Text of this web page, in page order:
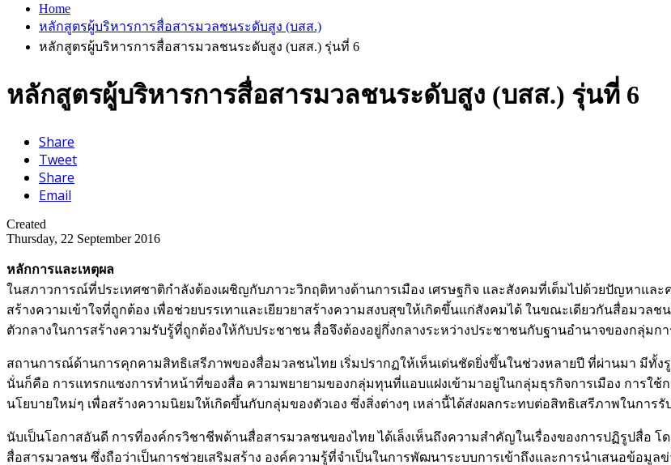
Home
หลักสูตรผู้บริหารการสื่อสารมวลชนระดับสูง (บสส.)
หลักสูตรผู้บริหารการสื่อสารมวลชนระดับสูง (บสส.) รุ่นที่ 6
หลักสูตรผู้บริหารการสื่อสารมวลชนระดับสูง (บสส.) รุ่นที่ 6
Share
Tweet
Share
Email
Created
Thursday, 22 September 2016
หลักการและเหตุผล
ในสภาวการณ์ที่ประเทศชาติกำลังต้องเผชิญกับภาวะวิกฤติทางด้านการเมือง เศรษฐกิจ และสังคมที่เต็มไปด้วยปัญหาแล
สร้างความเข้าใจที่ถูกต้อง เพื่อช่วยบรรเทาและเยียวยาสร้างความสงบสุขให้เกิดขึ้นแก่สังคมได้ ในขณะเดียวกันสื่อมว
ตัวกลางในการสร้างความรับรู้ที่ถูกต้องให้กับประชาชน สื่อจึงต้องอยู่กึ่งกลางระหว่างประชาชนกับฐานอำนาจของกลุ่มกา
สถานการณ์ด้านการคุกคามสิทธิเสรีภาพของสื่อมวลชนไทย เริ่มปรากฏให้เห็นเด่นชัดยิ่งขึ้นในช่วงหลายปี ที่ผ่านมา มีทั้
นั่นก็คือ การแทรกแซงการทำหน้าที่ของสื่อ ความพยายามของกลุ่มทุนที่แอบแฝงเข้ามาอยู่ในกลุ่มธุรกิจการเมือง การ
นโยบายใหม่ๆ เพื่อสร้างความนิยมให้เกิดขึ้นกับกลุ่มของตัวเอง ซึ่งสิ่งต่างๆ เหล่านี้ได้ส่งผลกระทบต่อสิทธิเสรีภาพในกา
นับเป็นโอกาสอันดี การที่องค์กรวิชาชีพด้านสื่อสารมวลชนของไทย ได้เล็งเห็นถึงความสำคัญในเรื่องของการปฏิรูปสื่อ
สื่อสารมวลชน ซึ่งถือว่าเป็นการช่วยเสริมสร้าง องค์ความรู้ที่จำเป็นในการพัฒนาระบบการเข้าถึงและการนำเสนอข้อมู